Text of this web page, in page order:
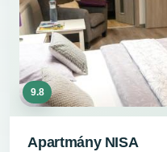
9.8
Apartmány NISA